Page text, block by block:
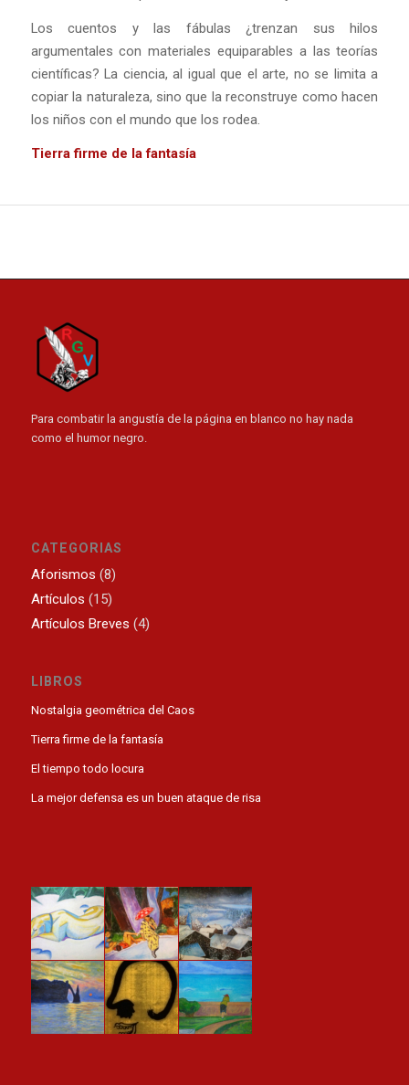
Los cuentos y las fábulas ¿trenzan sus hilos
argumentales con materiales equiparables a las teorías
científicas? La ciencia, al igual que el arte, no se limita a
copiar la naturaleza, sino que la reconstruye como hacen
los niños con el mundo que los rodea.
Tierra firme de la fantasía
Para combatir la angustía de la página en blanco no hay nada
como el humor negro.
CATEGORIAS
Aforismos (8)
Artículos (15)
Artículos Breves (4)
LIBROS
Nostalgia geométrica del Caos
Tierra firme de la fantasía
El tiempo todo locura
La mejor defensa es un buen ataque de risa